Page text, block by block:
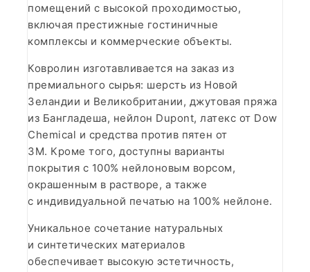
помещений с высокой проходимостью,
включая престижные гостиничные
комплексы и коммерческие объекты.
Ковролин изготавливается на заказ из
премиального сырья: шерсть из Новой
Зеландии и Великобритании, джутовая пряжа
из Бангладеша, нейлон Dupont, латекс от Dow
Chemical и средства против пятен от
3M. Кроме того, доступны варианты
покрытия с 100% нейлоновым ворсом,
окрашенным в растворе, а также
с индивидуальной печатью на 100% нейлоне.
Уникальное сочетание натуральных
и синтетических материалов
обеспечивает высокую эстетичность,